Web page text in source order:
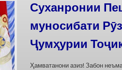
Силсилаи
барои сабт
омода
Дар бахшҳои семинар вазъи